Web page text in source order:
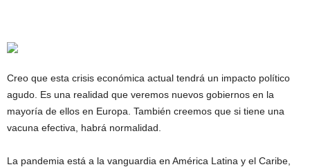
Creo que esta crisis económica actual tendrá un impacto político
agudo. Es una realidad que veremos nuevos gobiernos en la
mayoría de ellos en Europa. También creemos que si tiene una
vacuna efectiva, habrá normalidad.
La pandemia está a la vanguardia en América Latina y el Caribe,